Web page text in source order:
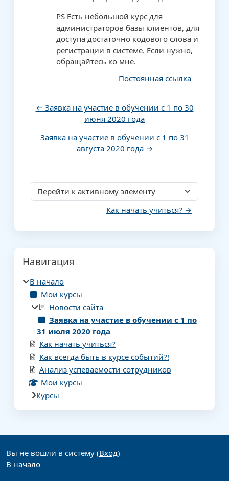
PS Есть небольшой курс для
администраторов базы клиентов, для
доступа достаточно кодового слова и
регистрации в системе. Если нужно,
обращайтесь ко мне.
Постоянная ссылка
← Заявка на участие в обучении с 1 по 30
июня 2020 года
Заявка на участие в обучении с 1 по 31
августа 2020 года →
Перейти к активному элементу
Как начать учиться? →
Блоки
Навигация
В начало
Мои курсы
Новости сайта
Заявка на участие в обучении с 1 по
31 июля 2020 года
Как начать учиться?
Как всегда быть в курсе событий?!
Анализ успеваемости сотрудников
Мои курсы
Курсы
Дополнительные блоки
Вы не вошли в систему (Вход)
В начало